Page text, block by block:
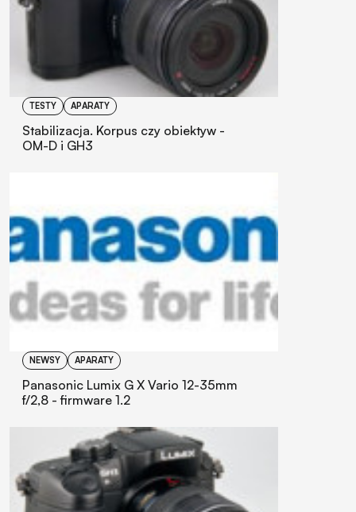
TESTY APARATY
Stabilizacja. Korpus czy obiektyw -
OM-D i GH3
NEWSY APARATY
Panasonic Lumix G X Vario 12-35mm
f/2,8 - firmware 1.2